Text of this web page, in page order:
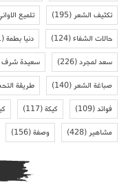
تكثيف الشعر(195) تلميع
حالات الشفاء(124) دنيا بطمة(761)
سعد لمجرد(226) سعيدة شرف
صباغة الشعر(140) طريقة
فوائد(109) كيكة(117)
مشاهير(428) وصفة(156)